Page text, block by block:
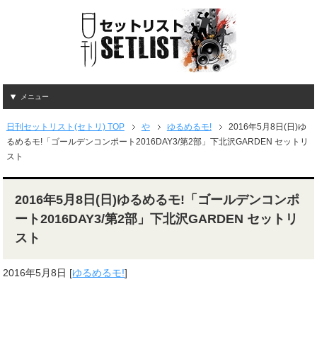
メニュー
日刊セットリスト(セトリ) TOP や ゆるめるモ!
2016年5月8日(日)ゆ
るめるモ!「ゴールデンコンポート2016DAY3/第2部」下北沢GARDEN セットリ
スト
2016年5月8日(日)ゆるめるモ!「ゴールデンコンポ
ート2016DAY3/第2部」下北沢GARDEN セットリ
スト
2016年5月8日 [ゆるめるモ!]